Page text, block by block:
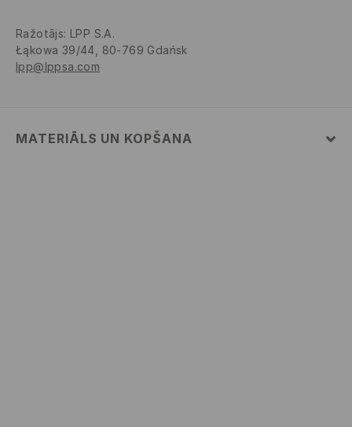
Ražotājs: LPP S.A.
Łąkowa 39/44, 80-769 Gdańsk
lpp@lppsa.com
MATERIĀLS UN KOPŠANA